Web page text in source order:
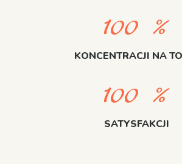
KONCENTRACJI NA
100 %
SATYSFAKCJI
100 %